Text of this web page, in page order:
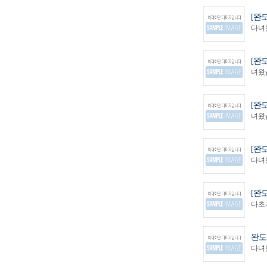
[완
다녀
[완
녀왔
[완
녀왔
[완
다녀
[완
다초
완
다녀